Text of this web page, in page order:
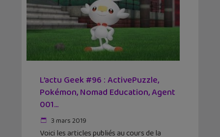
L’actu Geek #96 : ActivePuzzle,
Pokémon, Nomad Education, Agent
001…
3 mars 2019
Voici les articles publiés au cours de la